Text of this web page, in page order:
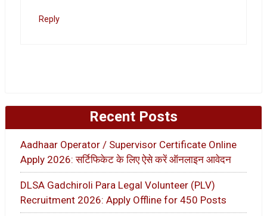
Reply
Recent Posts
Aadhaar Operator / Supervisor Certificate Online
Apply 2026: सर्टिफिकेट के लिए ऐसे करें ऑनलाइन आवेदन
DLSA Gadchiroli Para Legal Volunteer (PLV)
Recruitment 2026: Apply Offline for 450 Posts